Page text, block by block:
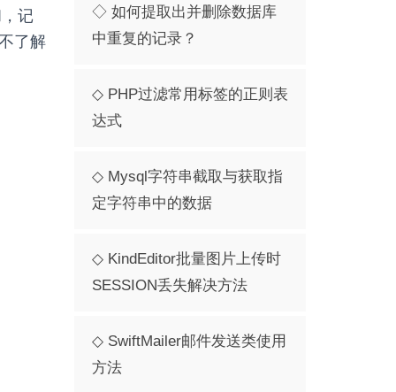
记
了解
◇ 如何提取出并删除数据库
中重复的记录？
◇ PHP过滤常用标签的正则表
达式
◇ Mysql字符串截取与获取指
定字符串中的数据
◇ KindEditor批量图片上传时
SESSION丢失解决方法
◇ SwiftMailer邮件发送类使用
方法